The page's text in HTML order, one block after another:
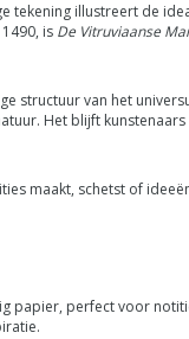
tekening illustreert de
is De Vitruviaanse
structuur van het
Het blijft
maakt, schetst of
papier, perfect voor